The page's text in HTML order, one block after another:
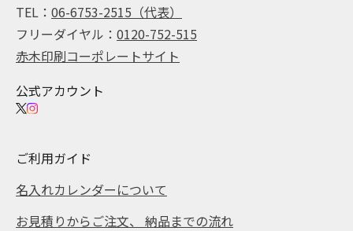
TEL： 06-6753-2515（代表）
フリーダイヤル： 0120-752-515
赤木印刷コーポレートサイト
公式アカウント
ご利用ガイド
名入れカレンダーについて
お見積りからご注文、 納品までの流れ